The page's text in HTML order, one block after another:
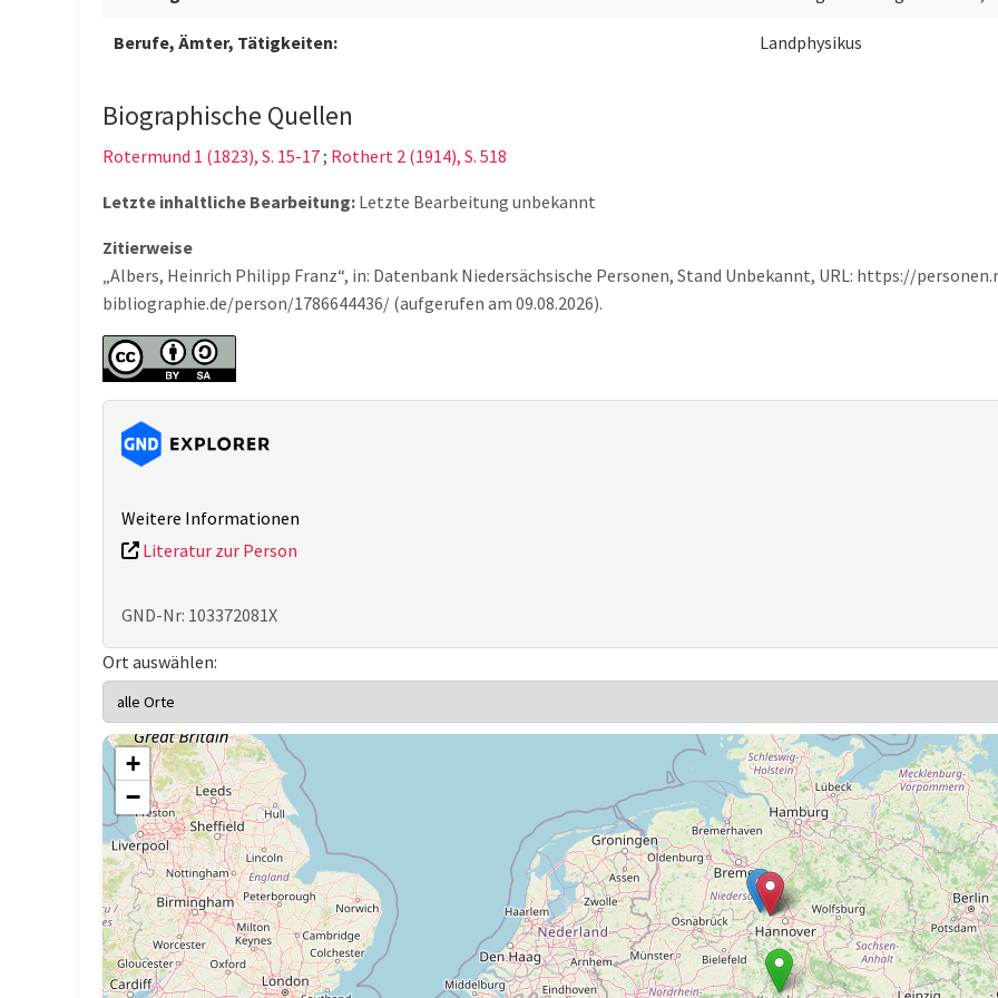
Berufe, Ämter, Tätigkeiten: Landphysikus
Biographische Quellen
Rotermund 1 (1823), S. 15-17; Rothert 2 (1914), S. 518
Letzte inhaltliche Bearbeitung: Letzte Bearbeitung unbekannt
Zitierweise
„Albers, Heinrich Philipp Franz“, in: Datenbank Niedersächsische Personen, Stand Unbekannt, URL: https://
bibliographie.de/person/1786644436/ (aufgerufen am 09.08.2026).
Weitere Informationen
Literatur zur Person
GND-Nr: 103372081X
Ort auswählen:
+
−